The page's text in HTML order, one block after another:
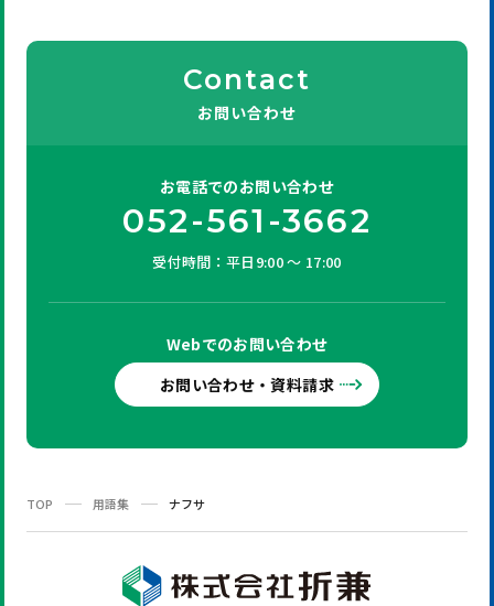
Contact
お問い合わせ
お電話でのお問い合わせ
052-561-3662
受付時間：平日9:00 ～ 17:00
Webでのお問い合わせ
お問い合わせ・資料請求
TOP 用語集 ナフサ